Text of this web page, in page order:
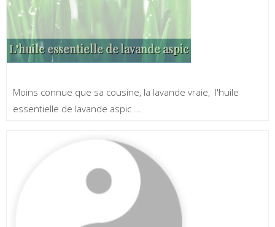
L’huile essentielle de lavande aspic
Moins connue que sa cousine, la lavande vraie, l'huile
essentielle de lavande aspic ...